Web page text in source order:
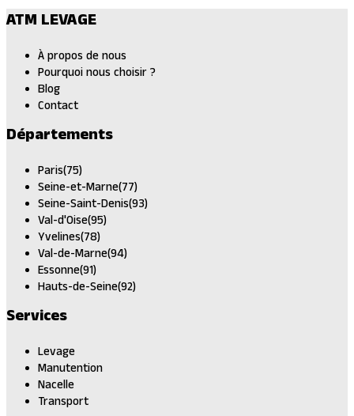
ATM LEVAGE
À propos de nous
Pourquoi nous choisir ?
Blog
Contact
Départements
Paris(75)
Seine-et-Marne(77)
Seine-Saint-Denis(93)
Val-d'Oise(95)
Yvelines(78)
Val-de-Marne(94)
Essonne(91)
Hauts-de-Seine(92)
Services
Levage
Manutention
Nacelle
Transport